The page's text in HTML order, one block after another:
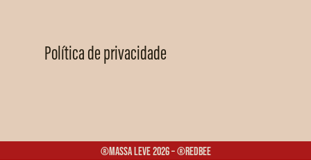
Política de privacidade
®Massa Leve 2026 – ®Redbee